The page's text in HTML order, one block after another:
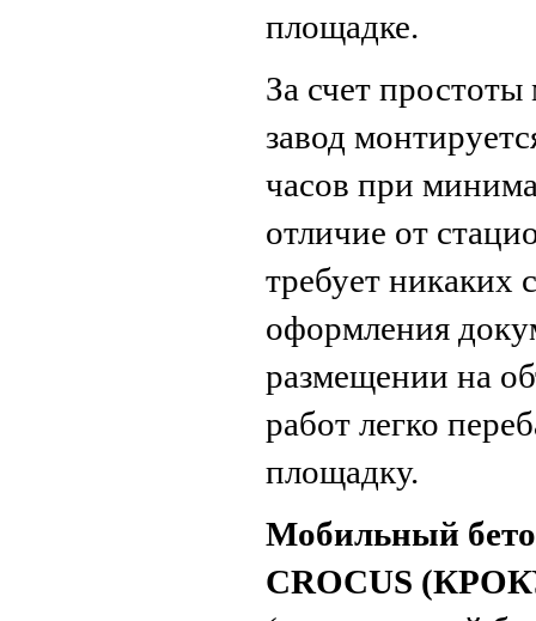
площадке.
За счет
завод
часов при
отличие от
требует никаких
оформления
размещении на
работ легко
площадку.
Мобильный
CROCUS